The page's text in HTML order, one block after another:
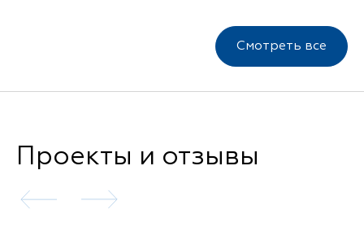
Смотреть все
Проекты и отзывы